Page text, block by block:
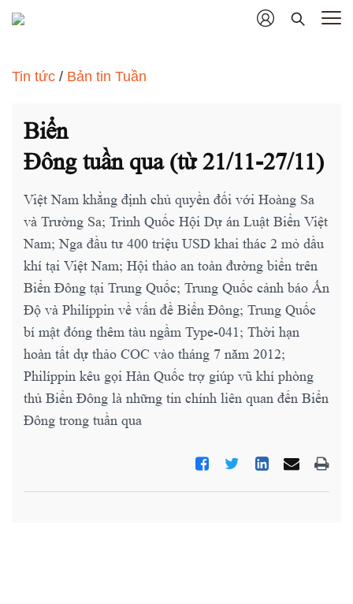
Tin tức / Bản tin Tuần
Biển
Đông tuần qua (từ 21/11-27/11)
Việt Nam khẳng định chủ quyền đối với Hoàng Sa
và Trường Sa; Trình Quốc Hội Dự án Luật Biển Việt
Nam; Nga đầu tư 400 triệu USD khai thác 2 mỏ dầu
khí tại Việt Nam; Hội thảo an toàn đường biển trên
Biển Đông tại Trung Quốc; Trung Quốc cảnh báo Ấn
Độ và Philíppin về vấn đề Biển Đông; Trung Quốc
bí mật đóng thêm tàu ngầm Type-041; Thời hạn
hoàn tất dự thảo COC vào tháng 7 năm 2012;
Philíppin kêu gọi Hàn Quốc trợ giúp vũ khí phòng
thủ Biển Đông là những tin chính liên quan đến Biển
Đông trong tuần qua